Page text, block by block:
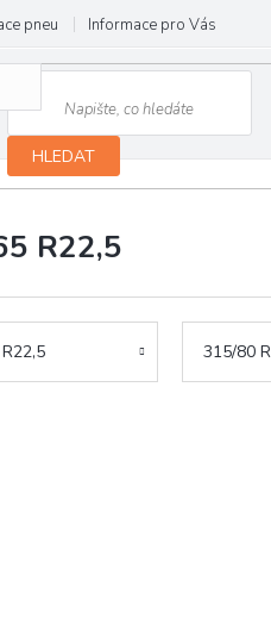
pneu Informace pro Vás
HLEDAT
R22,5
315/80